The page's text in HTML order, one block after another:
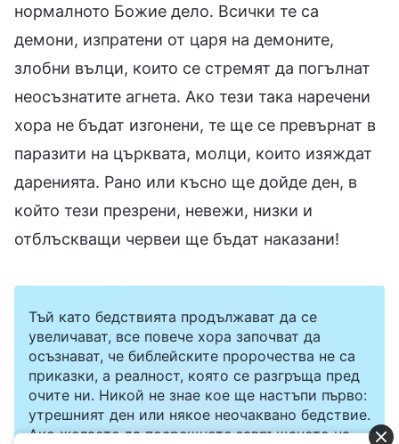
нормалното Божие дело. Всички те са
демони, изпратени от царя на демоните,
злобни вълци, които се стремят да погълнат
неосъзнатите агнета. Ако тези така наречени
хора не бъдат изгонени, те ще се превърнат в
паразити на църквата, молци, които изяждат
даренията. Рано или късно ще дойде ден, в
който тези презрени, невежи, низки и
отблъскващи червеи ще бъдат наказани!
Тъй като бедствията продължават да се
увеличават, все повече хора започват да
осъзнават, че библейските пророчества не са
приказки, а реалност, която се разгръща пред
очите ни. Никой не знае кое ще настъпи първо:
утрешният ден или някое неочаквано бедствие.
Ако желаете да посрещнете завръщането на